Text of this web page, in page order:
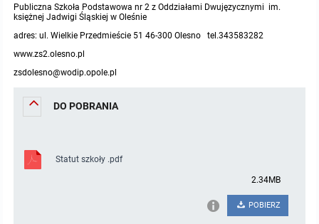
Zarządzenia
Plany pracy
Publiczna Szkoła Podstawowa nr 2 z Oddziałami Dwujęzycznymi im.
księżnej Jadwigi Śląskiej w Oleśnie
adres: ul. Wielkie Przedmieście 51 46-300 Olesno tel.343583282
www.zs2.olesno.pl
zsdolesno@wodip.opole.pl
DO POBRANIA
Statut szkoły .pdf
2.34MB
POBIERZ